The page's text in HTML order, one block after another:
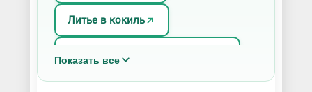
Литье в кокиль
Показать все